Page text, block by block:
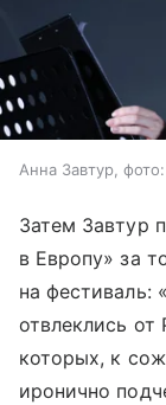
Анна Завтур,
Затем Завтур
в Европу» за
на фестиваль:
отвлеклись
которых, к
иронично